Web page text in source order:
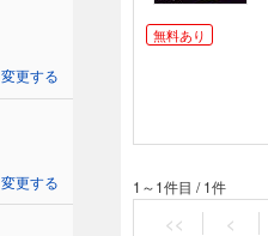
無料あり
1～1件目 /1件
<< <
変更する
変更する